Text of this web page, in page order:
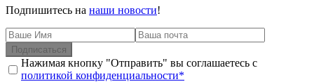
Подпишитесь на наши новости!
Подписаться
Нажимая кнопку "Отправить" вы соглашаетесь с
политикой конфиденциальности*